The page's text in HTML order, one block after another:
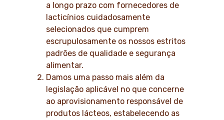
a longo prazo com fornecedores de
lacticínios cuidadosamente
selecionados que cumprem
escrupulosamente os nossos estritos
padrões de qualidade e segurança
alimentar.
Damos uma passo mais além da
legislação aplicável no que concerne
ao aprovisionamento responsável de
produtos lácteos, estabelecendo as